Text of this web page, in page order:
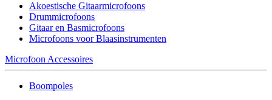
Akoestische Gitaarmicrofoons
Drummicrofoons
Gitaar en Basmicrofoons
Microfoons voor Blaasinstrumenten
Microfoon Accessoires
Boompoles